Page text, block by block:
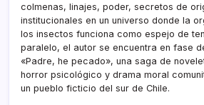
colmenas, linajes, poder, secretos de
institucionales en un universo donde la
los insectos funciona como espejo de
paralelo, el autor se encuentra en fase
«Padre, he pecado», una saga de
horror psicológico y drama moral
un pueblo ficticio del sur de Chile.